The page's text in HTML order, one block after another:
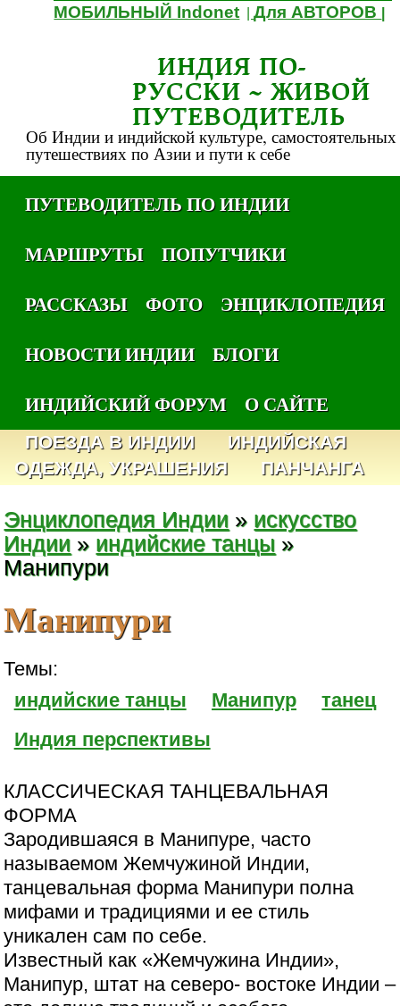
МОБИЛЬНЫЙ Indonet |Для АВТОРОВ
ИНДИЯ ПО-
РУССКИ ~ ЖИВОЙ
ПУТЕВОДИТЕЛЬ
Об Индии и индийской культуре, самостоятельных
путешествиях по Азии и пути к себе
ПУТЕВОДИТЕЛЬ ПО ИНДИИ
МАРШРУТЫ
ПОПУТЧИКИ
РАССКАЗЫ
ФОТО
ЭНЦИКЛОПЕДИЯ
НОВОСТИ ИНДИИ
БЛОГИ
ИНДИЙСКИЙ ФОРУМ
О САЙТЕ
ПОЕЗДА В ИНДИИ
ИНДИЙСКАЯ
ОДЕЖДА, УКРАШЕНИЯ
ПАНЧАНГА
Энциклопедия Индии » искусство
Индии » индийские танцы »
Манипури
Манипури
Темы:
индийские танцы
Манипур
танец
Индия перспективы
КЛАССИЧЕСКАЯ ТАНЦЕВАЛЬНАЯ
ФОРМА
Зародившаяся в Манипуре, часто
называемом Жемчужиной Индии,
танцевальная форма Манипури полна
мифами и традициями и ее стиль
уникален сам по себе.
Известный как «Жемчужина Индии»,
Манипур, штат на северо- востоке Индии –